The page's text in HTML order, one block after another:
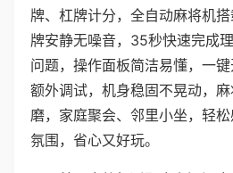
牌、杠牌计分，全自动麻将机
牌安静无噪音，35秒快速完成
问题，操作面板简洁易懂，一
额外调试，机身稳固不晃动，
磨，家庭聚会、邻里小坐，轻
氛围，省心又好玩。